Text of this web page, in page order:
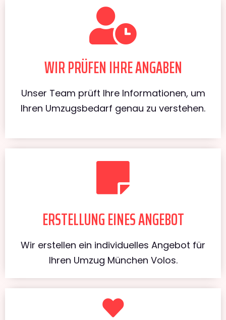
WIR PRÜFEN IHRE ANGABEN
Unser Team prüft Ihre Informationen, um
Ihren Umzugsbedarf genau zu verstehen.
ERSTELLUNG EINES ANGEBOT
Wir erstellen ein individuelles Angebot für
Ihren Umzug München Volos.